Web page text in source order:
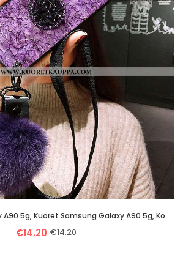
Kuori Samsung Galaxy A90 5g, Kuoret Samsung Galaxy A90 5g, Kotelo Samsung Galaxy A90 5g Ripustettava
€14.20 €14.20